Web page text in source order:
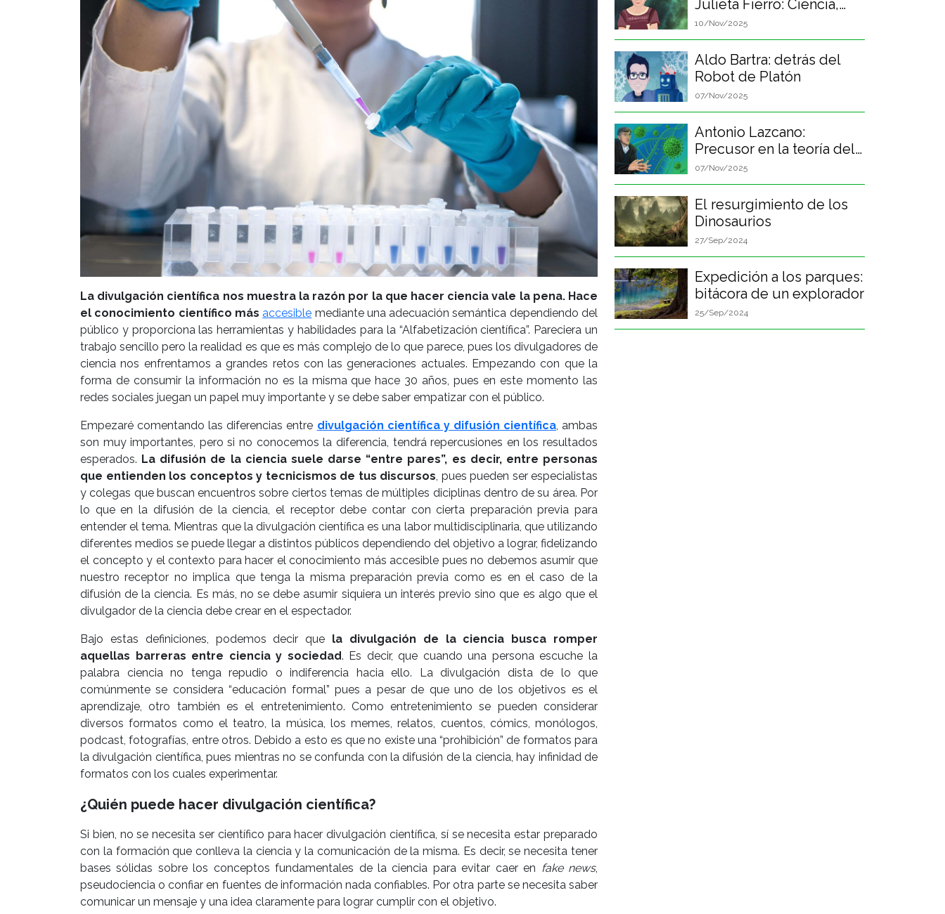
La divulgación científica nos muestra la razón por la que hacer ciencia vale la pena. Hace
el conocimiento científico másaccesible mediante una adecuación semántica dependiendo del
público y proporciona las herramientas y habilidades para la “Alfabetización científica”. Pareciera un
trabajo sencillo pero la realidad es que es más complejo de lo que parece, pues los divulgadores de
ciencia nos enfrentamos a grandes retos con las generaciones actuales. Empezando con que la
forma de consumir la información no es la misma que hace 30 años, pues en este momento las
redes sociales juegan un papel muy importante y se debe saber empatizar con el público.
Empezaré comentando las diferencias entre divulgación científica y difusión científica, ambas
son muy importantes, pero si no conocemos la diferencia, tendrá repercusiones en los resultados
esperados. La difusión de la ciencia suele darse “entre pares”, es decir, entre personas
que entienden los conceptos y tecnicismos de tus discursos , pues pueden ser especialistas
y colegas que buscan encuentros sobre ciertos temas de múltiples diciplinas dentro de su área. Por
lo que en la difusión de la ciencia, el receptor debe contar con cierta preparación previa para
entender el tema. Mientras que la divulgación científica es una labor multidisciplinaria, que utilizando
diferentes medios se puede llegar a distintos públicos dependiendo del objetivo a lograr, fidelizando
el concepto y el contexto para hacer el conocimiento más accesible pues no debemos asumir que
nuestro receptor no implica que tenga la misma preparación previa como es en el caso de la
difusión de la ciencia. Es más, no se debe asumir siquiera un interés previo sino que es algo que el
divulgador de la ciencia debe crear en el espectador.
Bajo estas definiciones, podemos decir que la divulgación de la ciencia busca romper
aquellas barreras entre ciencia y sociedad. Es decir, que cuando una persona escuche la
palabra ciencia no tenga repudio o indiferencia hacia ello. La divulgación dista de lo que
comúnmente se considera “educación formal” pues a pesar de que uno de los objetivos es el
aprendizaje, otro también es el entretenimiento. Como entretenimiento se pueden considerar
diversos formatos como el teatro, la música, los memes, relatos, cuentos, cómics, monólogos,
podcast, fotografías, entre otros. Debido a esto es que no existe una “prohibición” de formatos para
la divulgación científica, pues mientras no se confunda con la difusión de la ciencia, hay infinidad de
formatos con los cuales experimentar.
¿Quién puede hacer divulgación científica?
Si bien, no se necesita ser científico para hacer divulgación científica, sí se necesita estar preparado
con la formación que conlleva la ciencia y la comunicación de la misma. Es decir, se necesita tener
bases sólidas sobre los conceptos fundamentales de la ciencia para evitar caer en fake news,
pseudociencia o confiar en fuentes de información nada confiables. Por otra parte se necesita saber
comunicar un mensaje y una idea claramente para lograr cumplir con el objetivo.
Julieta Fierro: Ciencia,
Retos y la Felicidad
Perpetua
10/Nov/2025
Aldo Bartra: detrás del
Robot de Platón
07/Nov/2025
Antonio Lazcano:
Precusor en la teoría del
origen de la vida
07/Nov/2025
El resurgimiento de los
Dinosaurios
27/Sep/2024
Expedición a los parques:
bitácora de un explorador
25/Sep/2024